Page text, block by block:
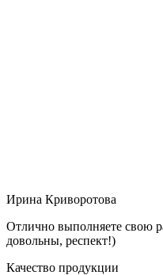
Ирина Криворотова
Отлично выполняете свою
довольны, респект!)
Качество продукции